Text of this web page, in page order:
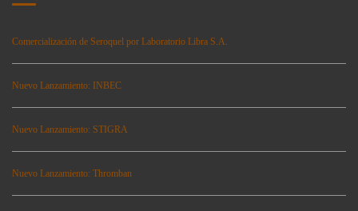
Comercialización de Seroquel por Laboratorio Libra S.A.
Nuevo Lanzamiento: INBEC
Nuevo Lanzamiento: STIGRA
Nuevo Lanzamiento: Thromban